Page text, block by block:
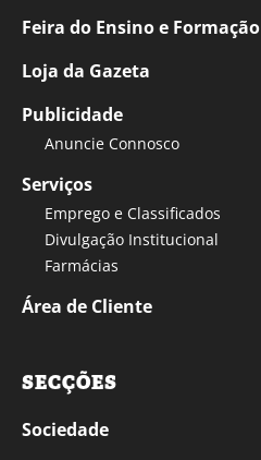
Feira do Ensino e Formação
Loja da Gazeta
Publicidade
Anuncie Connosco
Serviços
Emprego e Classificados
Divulgação Institucional
Farmácias
Área de Cliente
SECÇÕES
Sociedade